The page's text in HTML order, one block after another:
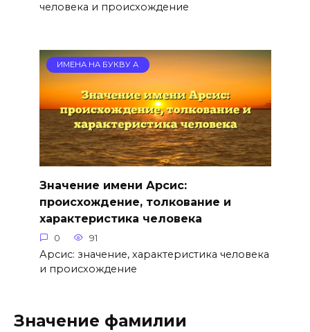
человека и происхождение
ИМЕНА НА БУКВУ А
Значение имени Арсис:
происхождение, толкование и
характеристика человека
0 91
Арсис: значение, характеристика человека
и происхождение
Значение фамилии